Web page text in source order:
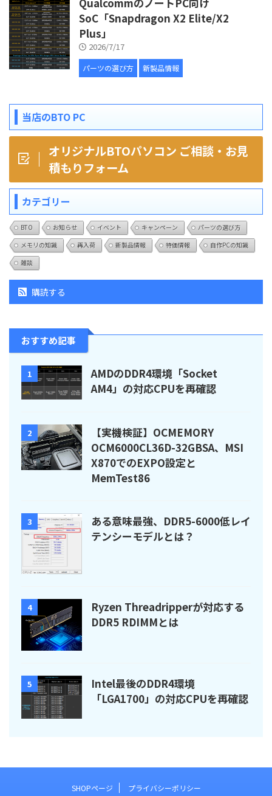
SoC「Snapdragon X2 Elite/X2
Plus」
2026/7/17
パーツの選び方 新製品情報
当店のBTO PC
オリジナルBTOパソコン ご相談・お見
積もりフォーム
カテゴリー
BTO お知らせ イベント キャンペーン
パーツの選び方
メモリの知識
再入荷 新製品情報 特価情報
自作PCの知識
雑談
購読する
おすすめ記事
1
AMDのDDR4環境「Socket
AM4」の対応CPUを再確認
2
【実機検証】OCMEMORY
OCM6000CL36D-32GBSA、MSI
X870でのEXPO設定と
MemTest86
3
ある意味最強、DDR5-6000低レイ
テンシーモデルとは？
4
Ryzen Threadripperが対応する
DDR5 RDIMMとは
5
Intel最後のDDR4環境
「LGA1700」の対応CPUを再確認
SHOPページ プライバシーポリシー